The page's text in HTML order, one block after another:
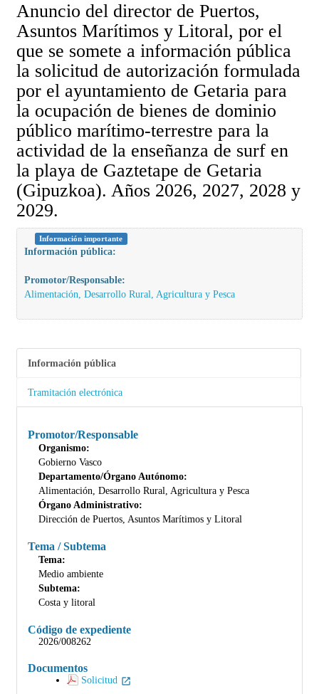
Anuncio del director de Puertos,
Asuntos Marítimos y Litoral, por el
que se somete a información pública
la solicitud de autorización formulada
por el ayuntamiento de Getaria para
la ocupación de bienes de dominio
público marítimo-terrestre para la
actividad de la enseñanza de surf en
la playa de Gaztetape de Getaria
(Gipuzkoa). Años 2026, 2027, 2028 y
2029.
Información importante
Información pública:
Promotor/Responsable:
Alimentación, Desarrollo Rural, Agricultura y Pesca
Información pública
Tramitación electrónica
Promotor/Responsable
Organismo:
Gobierno Vasco
Departamento/Órgano Autónomo:
Alimentación, Desarrollo Rural, Agricultura y Pesca
Órgano Administrativo:
Dirección de Puertos, Asuntos Marítimos y Litoral
Tema / Subtema
Tema:
Medio ambiente
Subtema:
Costa y litoral
Código de expediente
2026/008262
Documentos
Solicitud